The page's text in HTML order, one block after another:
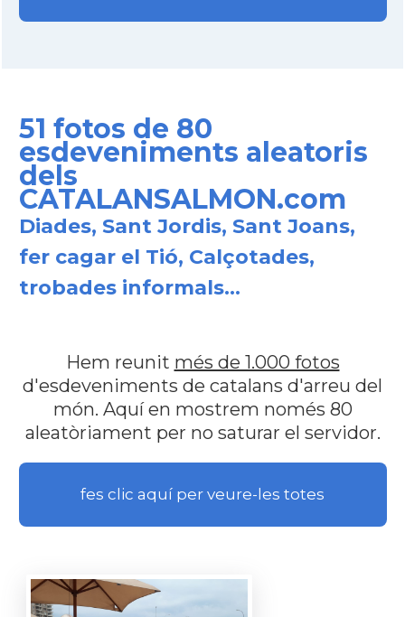
51 fotos de 80
esdeveniments aleatoris
dels
CATALANSALMON.com
Diades, Sant Jordis, Sant Joans,
fer cagar el Tió, Calçotades,
trobades informals...
Hem reunit més de 1.000 fotos
d'esdeveniments de catalans d'arreu del
món. Aquí en mostrem només 80
aleatòriament per no saturar el servidor.
fes clic aquí per veure-les totes